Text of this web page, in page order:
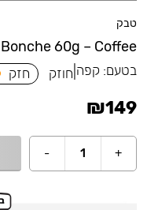
טבק
Bonche 60g – Coffee
בטעם: קפה חוזק חזק
₪149
+
1
-